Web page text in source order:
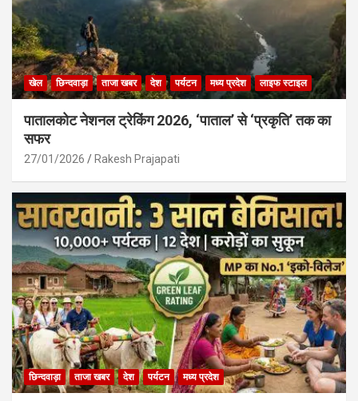
खेल छिन्दवाड़ा ताजा खबर देश पर्यटन मध्य प्रदेश लाइफ स्टाइल
पातालकोट नेशनल ट्रेकिंग 2026, ‘पाताल’ से ‘प्रकृति’ तक का
सफर
27/01/2026 Rakesh Prajapati
छिन्दवाड़ा ताजा खबर देश पर्यटन मध्य प्रदेश